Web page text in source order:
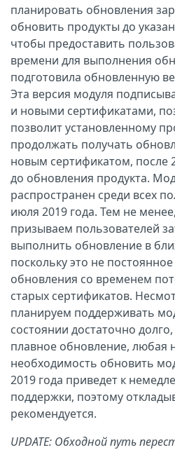
планировать обновления
обновить продукты до
чтобы предоставить
времени для выполнения
подготовила обновленную
Эта версия модуля
и новыми сертификатами,
позволит установленному
продолжать получать
новым сертификатом, после
до обновления продукта.
распространен среди всех
июля 2019 года. Тем не
призываем пользователей
выполнить обновление в
поскольку это не
обновления со временем
старых сертификатов.
планируем поддерживать
состоянии достаточно
плавное обновление, любая
необходимость обновить
2019 года приведет к
поддержки, поэтому
рекомендуется.
UPDATE: Обходной путь